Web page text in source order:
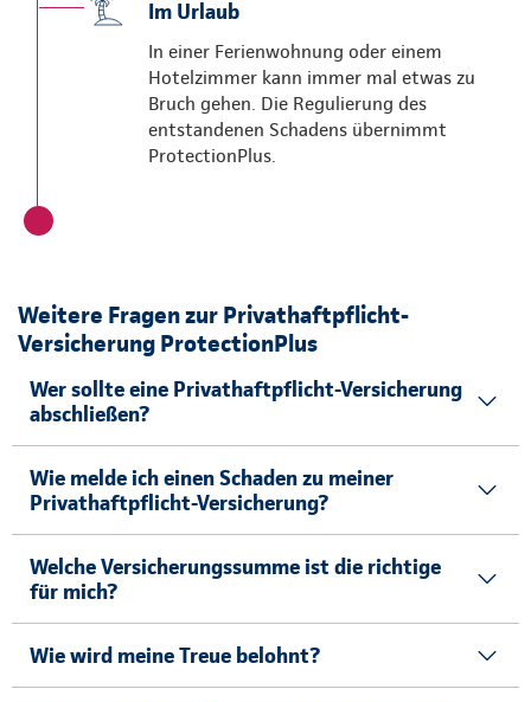
Im Urlaub
In einer Ferienwohnung oder einem
Hotelzimmer kann immer mal etwas zu
Bruch gehen. Die Regulierung des
entstandenen Schadens übernimmt
ProtectionPlus.
Weitere Fragen zur Privathaftpflicht-
Versicherung ProtectionPlus
Wer sollte eine Privathaftpflicht-Versicherung
abschließen?
Wie melde ich einen Schaden zu meiner
Privathaftpflicht-Versicherung?
Welche Versicherungssumme ist die richtige
für mich?
Wie wird meine Treue belohnt?